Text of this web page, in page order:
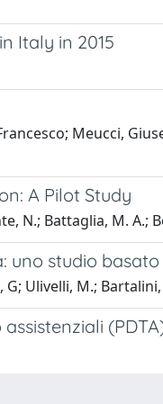
Italy in 2015
Meucci,
A Pilot Study
N.; Battaglia, M. A.;
uno studio
Ulivelli, M.;